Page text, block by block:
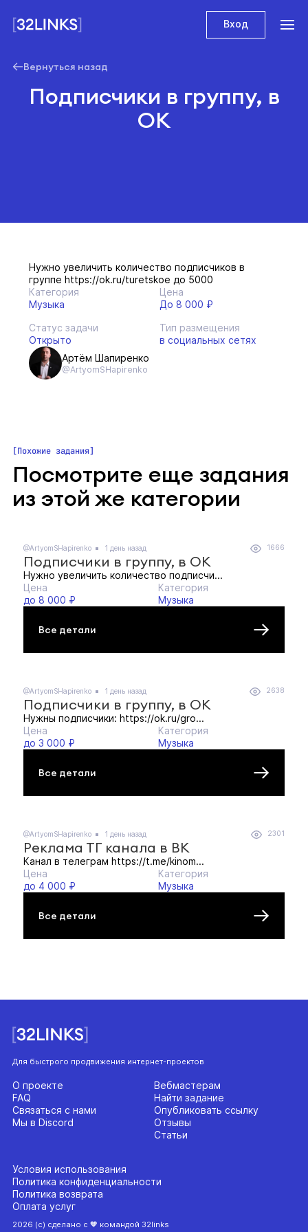
Вход
Вернуться назад
Подписчики в группу, в
ОК
Нужно увеличить количество подписчиков в
группе https://ok.ru/turetskoe до 5000
Категория
Музыка
Цена
До 8 000 ₽
Статус задачи
Открыто
Тип размещения
в социальных сетях
Артём Шапиренко
@ArtyomSHapirenko
Похожие задания
Посмотрите еще задания
из этой же категории
@ArtyomSHapirenko 1 день назад 1666
Подписчики в группу, в ОК
Нужно увеличить количество подписчи...
Цена
до 8 000 ₽
Категория
Музыка
Все детали
@ArtyomSHapirenko 1 день назад 2638
Подписчики в группу, в ОК
Нужны подписчики: https://ok.ru/gro...
Цена
до 3 000 ₽
Категория
Музыка
Все детали
@ArtyomSHapirenko 1 день назад 2301
Реклама ТГ канала в ВК
Канал в телеграм https://t.me/kinom...
Цена
до 4 000 ₽
Категория
Музыка
Все детали
Для быстрого продвижения интернет-проектов
Вебмастерам
Найти задание
Опубликовать ссылку
Отзывы
Статьи
О проекте
FAQ
Связаться с нами
Мы в Discord
Условия использования
Политика конфиденциальности
Политика возврата
Оплата услуг
2026 (с) сделано с 🧡 командой 32links